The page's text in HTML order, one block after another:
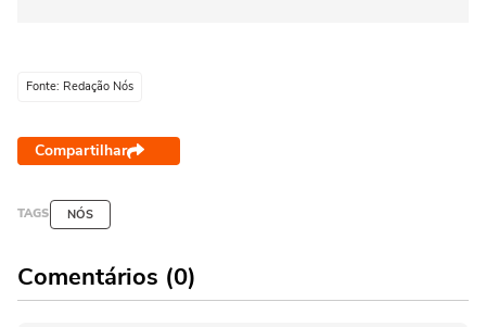
Fonte: Redação Nós
Compartilhar
TAGS NÓS
Comentários (0)